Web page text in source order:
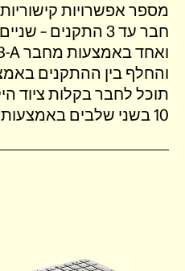
מספר אפשרויות
והחלף בין ההתקנים
10 בשני שלבים באמצעות Microsoft Swift Pair.